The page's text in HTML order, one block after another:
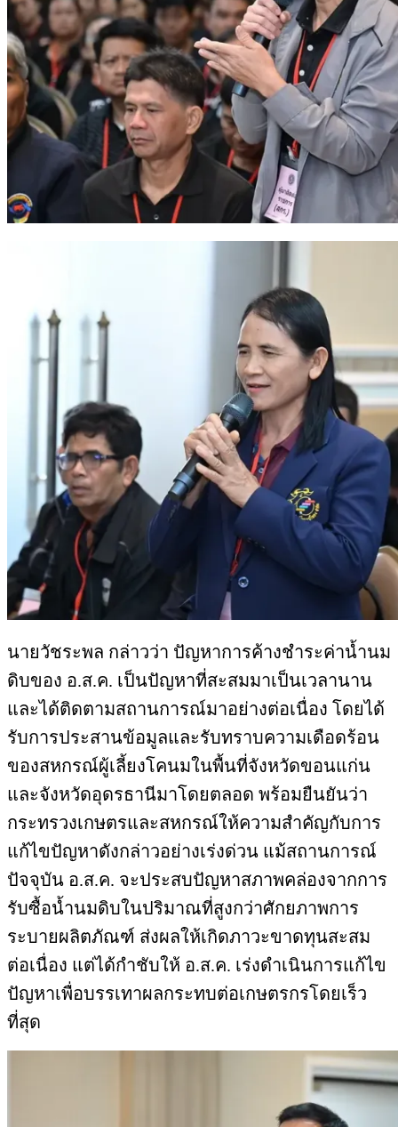
นายวัชระพล กล่าวว่า ปัญหาการค้างชำระค่าน้ำนม
ดิบของ อ.ส.ค. เป็นปัญหาที่สะสมมาเป็นเวลานาน
และได้ติดตามสถานการณ์มาอย่างต่อเนื่อง โดยได้
รับการประสานข้อมูลและรับทราบความเดือดร้อน
ของสหกรณ์ผู้เลี้ยงโคนมในพื้นที่จังหวัดขอนแก่น
และจังหวัดอุดรธานีมาโดยตลอด พร้อมยืนยันว่า
กระทรวงเกษตรและสหกรณ์ให้ความสำคัญกับการ
แก้ไขปัญหาดังกล่าวอย่างเร่งด่วน แม้สถานการณ์
ปัจจุบัน อ.ส.ค. จะประสบปัญหาสภาพคล่องจากการ
รับซื้อน้ำนมดิบในปริมาณที่สูงกว่าศักยภาพการ
ระบายผลิตภัณฑ์ ส่งผลให้เกิดภาวะขาดทุนสะสม
ต่อเนื่อง แต่ได้กำชับให้ อ.ส.ค. เร่งดำเนินการแก้ไข
ปัญหาเพื่อบรรเทาผลกระทบต่อเกษตรกรโดยเร็ว
ที่สุด